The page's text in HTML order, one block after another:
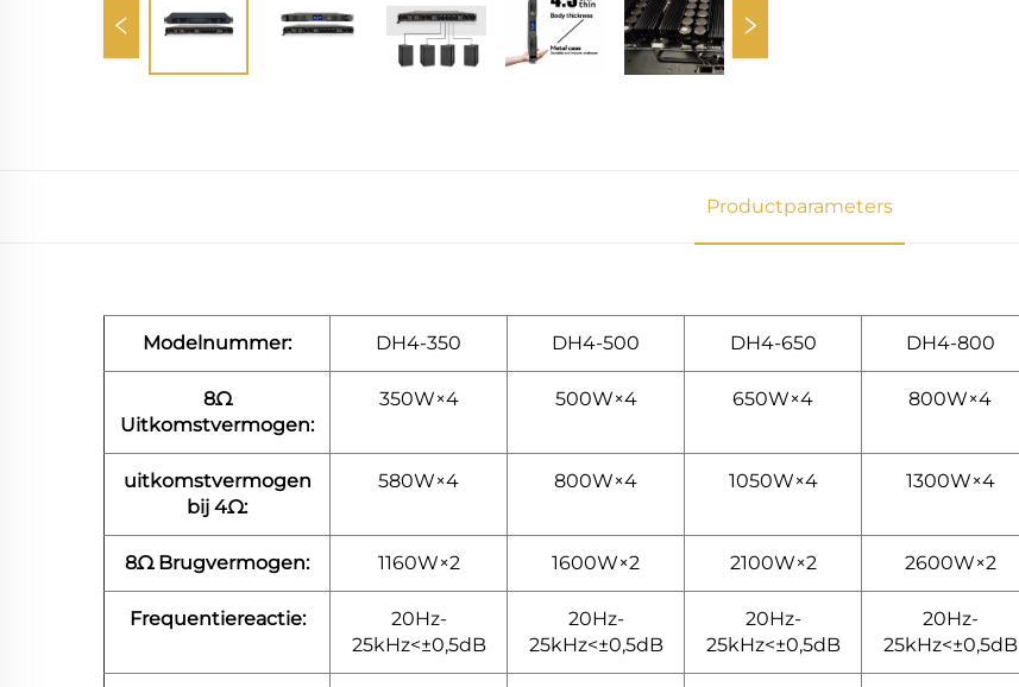
Productparameters
Modelnummer: DH4-350 DH4-500 DH4-650 DH4-800
8Ω
Uitkomstvermogen:
350W×4 500W×4 650W×4 800W×4
uitkomstvermogen
bij 4Ω:
580W×4 800W×4 1050W×4 1300W×4
8Ω Brugvermogen: 1160W×2 1600W×2 2100W×2 2600W×2
Frequentiereactie:
20Hz-
25kHz<±0,5dB
20Hz-
25kHz<±0,5dB
20Hz-
25kHz<±0,5dB
20Hz-
25kHz<±0,5dB